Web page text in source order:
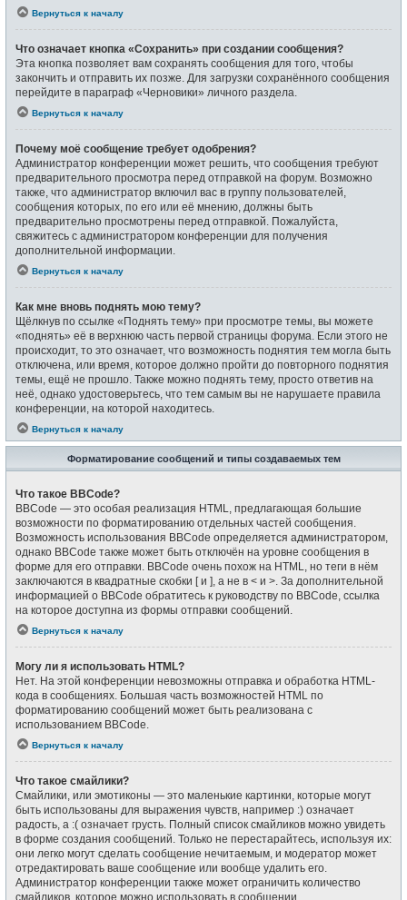
Вернуться к началу
Что означает кнопка «Сохранить» при создании сообщения?
Эта кнопка позволяет вам сохранять сообщения для того, чтобы
закончить и отправить их позже. Для загрузки сохранённого сообщения
перейдите в параграф «Черновики» личного раздела.
Вернуться к началу
Почему моё сообщение требует одобрения?
Администратор конференции может решить, что сообщения требуют
предварительного просмотра перед отправкой на форум. Возможно
также, что администратор включил вас в группу пользователей,
сообщения которых, по его или её мнению, должны быть
предварительно просмотрены перед отправкой. Пожалуйста,
свяжитесь с администратором конференции для получения
дополнительной информации.
Вернуться к началу
Как мне вновь поднять мою тему?
Щёлкнув по ссылке «Поднять тему» при просмотре темы, вы можете
«поднять» её в верхнюю часть первой страницы форума. Если этого не
происходит, то это означает, что возможность поднятия тем могла быть
отключена, или время, которое должно пройти до повторного поднятия
темы, ещё не прошло. Также можно поднять тему, просто ответив на
неё, однако удостоверьтесь, что тем самым вы не нарушаете правила
конференции, на которой находитесь.
Вернуться к началу
Форматирование сообщений и типы создаваемых тем
Что такое BBCode?
BBCode — это особая реализация HTML, предлагающая большие
возможности по форматированию отдельных частей сообщения.
Возможность использования BBCode определяется администратором,
однако BBCode также может быть отключён на уровне сообщения в
форме для его отправки. BBCode очень похож на HTML, но теги в нём
заключаются в квадратные скобки [ и ], а не в < и >. За дополнительной
информацией о BBCode обратитесь к руководству по BBCode, ссылка
на которое доступна из формы отправки сообщений.
Вернуться к началу
Могу ли я использовать HTML?
Нет. На этой конференции невозможны отправка и обработка HTML-
кода в сообщениях. Большая часть возможностей HTML по
форматированию сообщений может быть реализована с
использованием BBCode.
Вернуться к началу
Что такое смайлики?
Смайлики, или эмотиконы — это маленькие картинки, которые могут
быть использованы для выражения чувств, например :) означает
радость, а :( означает грусть. Полный список смайликов можно увидеть
в форме создания сообщений. Только не перестарайтесь, используя их:
они легко могут сделать сообщение нечитаемым, и модератор может
отредактировать ваше сообщение или вообще удалить его.
Администратор конференции также может ограничить количество
смайликов, которое можно использовать в сообщении.